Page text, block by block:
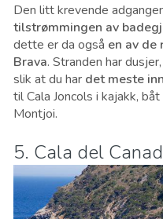
Den litt krevende
tilstrømmingen av
dette er da også en av de
Brava. Stranden har
slik at du har det meste
til Cala Joncols i kajakk,
Montjoi.
5. Cala del